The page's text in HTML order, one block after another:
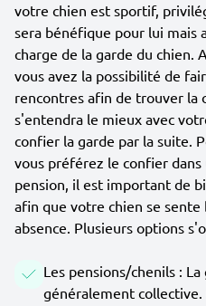
votre chien est sportif,
sera bénéfique pour lui mais
charge de la garde du chien.
vous avez la possibilité de
rencontres afin de trouver la
s'entendra le mieux avec
confier la garde par la suite.
vous préférez le confier dans
pension, il est important de
afin que votre chien se
absence. Plusieurs options
Les pensions/chenils :
généralement